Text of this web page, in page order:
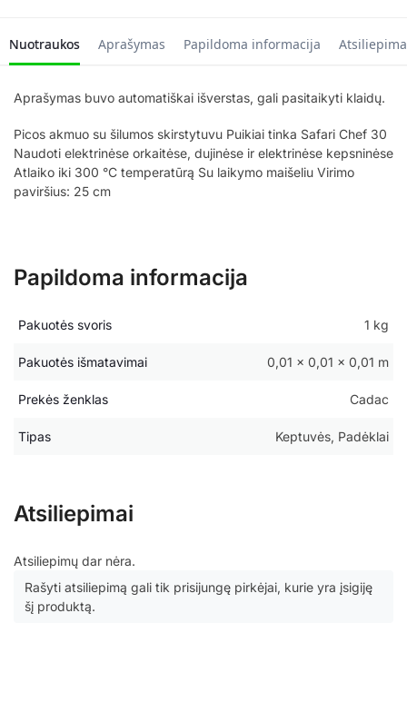
Nuotraukos Aprašymas Papildoma informacija
Aprašymas buvo automatiškai išverstas, gali pasitaikyti klaidų.
Picos akmuo su šilumos skirstytuvu Puikiai tinka Safari Chef 30
Naudoti elektrinėse orkaitėse, dujinėse ir elektrinėse kepsninėse
Atlaiko iki 300 °C temperatūrą Su laikymo maišeliu Virimo
paviršius: 25 cm
Papildoma informacija
Pakuotės svoris 1 kg
Pakuotės išmatavimai 0,01 × 0,01 × 0,01 m
Prekės ženklas Cadac
Tipas Keptuvės, Padėklai
Atsiliepimai
Atsiliepimų dar nėra.
Rašyti atsiliepimą gali tik prisijungę pirkėjai, kurie yra įsigiję
šį produktą.